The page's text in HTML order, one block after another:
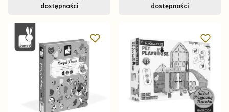
dostępności
dostępności